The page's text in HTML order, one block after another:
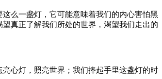
么一盏灯，它可能意味着我们的内心害怕黑
真正了解我们所处的世界，渴望我们走出的
心灯，照亮世界；我们捧起手里这盏灯的时